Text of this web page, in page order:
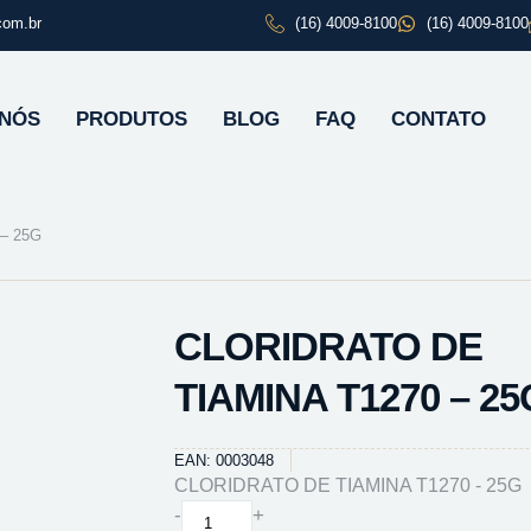
(16) 4009-8100 (16) 4009-8100
PRODUTOS BLOG FAQ CONTATO
25G
CLORIDRATO DE
TIAMINA T1270 –
EAN: 0003048
CLORIDRATO DE TIAMINA T1270 - 25G
-
CLORIDRATO
+